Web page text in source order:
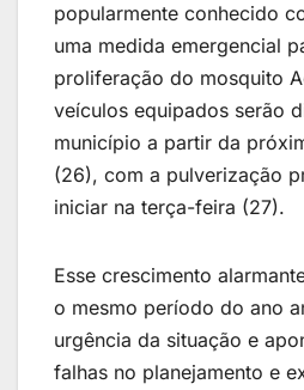
popularmente conhecido
uma medida emergencial
proliferação do mosquito
veículos equipados serão
município a partir da
(26), com a pulverização
iniciar na terça-feira (27).
Esse crescimento
o mesmo período do ano
urgência da situação e
falhas no planejamento e